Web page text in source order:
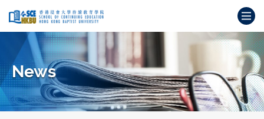
content
content
start
News